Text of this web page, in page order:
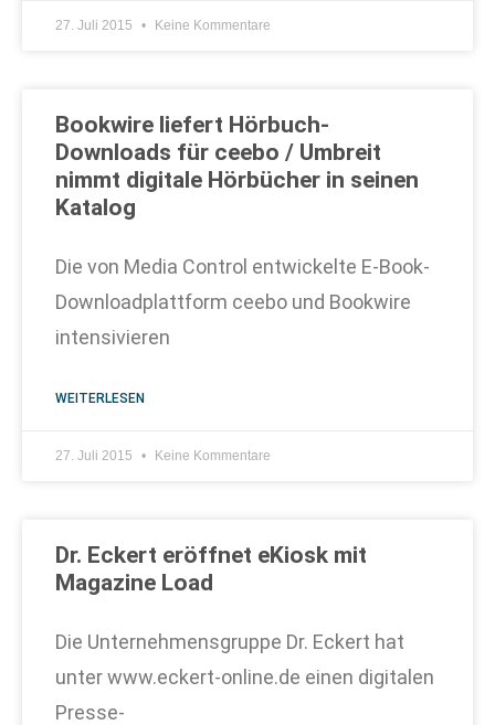
27. Juli 2015 Keine Kommentare
Bookwire liefert Hörbuch-
Downloads für ceebo / Umbreit
nimmt digitale Hörbücher in seinen
Katalog
Die von Media Control entwickelte E-Book-
Downloadplattform ceebo und Bookwire
intensivieren
WEITERLESEN
27. Juli 2015 Keine Kommentare
Dr. Eckert eröffnet eKiosk mit
Magazine Load
Die Unternehmensgruppe Dr. Eckert hat
unter www.eckert-online.de einen digitalen
Presse-